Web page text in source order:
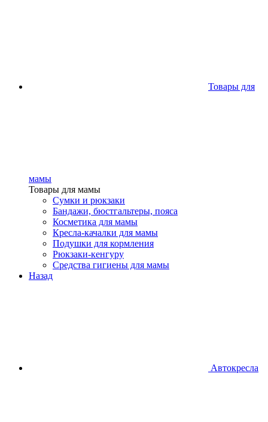
Товары для
мамы
Товары для мамы
Сумки и рюкзаки
Бандажи, бюстгальтеры, пояса
Косметика для мамы
Кресла-качалки для мамы
Подушки для кормления
Рюкзаки-кенгуру
Средства гигиены для мамы
Назад
Автокресла